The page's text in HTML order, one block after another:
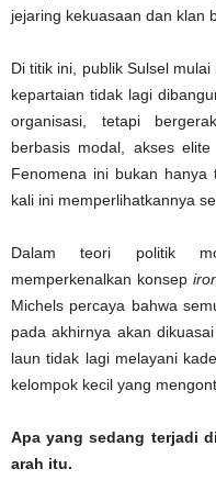
jejaring kekuasaan dan klan
Di titik ini, publik Sulsel
kepartaian tidak lagi
organisasi, tetapi
berbasis modal, akses
Fenomena ini bukan
kali ini memperlihatkannya
Dalam teori politik
memperkenalkan konsep
Michels percaya bahwa
pada akhirnya akan
laun tidak lagi melayani
kelompok kecil yang
Apa yang sedang terjadi
arah itu.